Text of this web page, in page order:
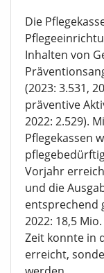
Die
Inhalten von
(2023: 3.531,
präventive
2022: 2.529).
Pflegekassen
Vorjahr
und die
entsprechend
2022: 18,5
Zeit konnte in
erreicht,